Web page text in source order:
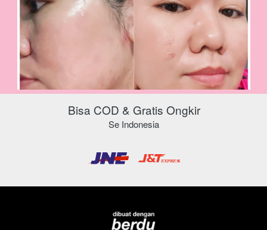
Bisa COD & Gratis Ongkir
Se Indonesia